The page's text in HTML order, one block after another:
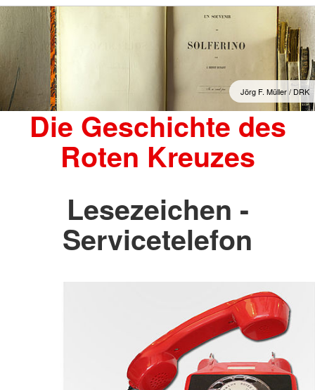
Jörg F. Müller / DRK
Die Geschichte des
Roten Kreuzes
Lesezeichen -
Servicetelefon